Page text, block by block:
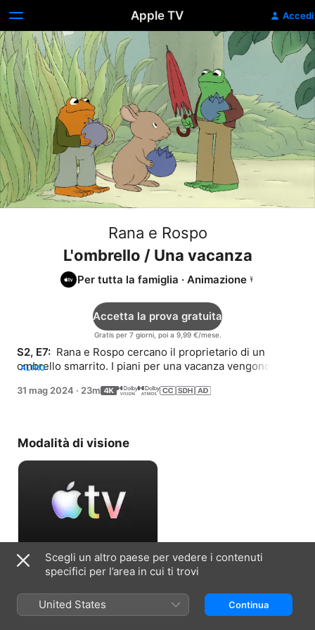
Apple TV Accedi
Rana e Rospo
L'ombrello / Una vacanza
Per tutta la famiglia · Animazione
Gratis per 7 giorni, poi a 9,99 €/mese.
Accetta la prova gratuita
S2, E7: Rana e Rospo cercano il proprietario di un
ombrello smarrito. I piani per una vacanza vengono
ALTRO
31 mag 2024 · 23m
Modalità di visione
Accetta la prova gratuita
Gratis per 7 giorni, poi a 9,99 €/mese.
Scegli un altro paese per vedere i contenuti
specifici per l’area in cui ti trovi
United States Continua